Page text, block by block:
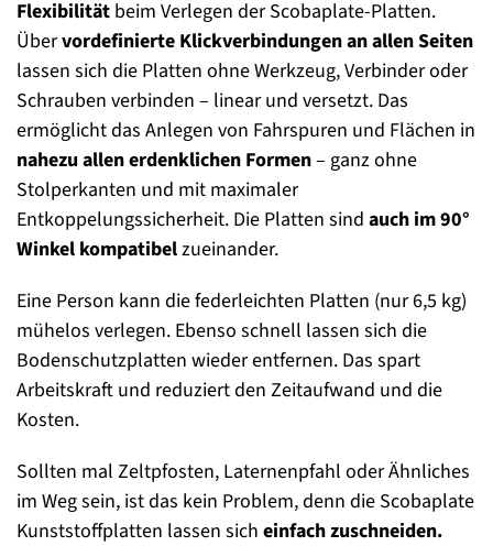
Flexibilität beim Verlegen der Scobaplate-Platten.
Übervordefinierte Klickverbindungen an allen Seiten
lassen sich die Platten ohne Werkzeug, Verbinder oder
Schrauben verbinden – linear und versetzt. Das
ermöglicht das Anlegen von Fahrspuren und Flächen in
nahezu allen erdenklichen Formen– ganz ohne
Stolperkanten und mit maximaler
Entkoppelungssicherheit. Die Platten sind auch im 90°
Winkel kompatibelzueinander.
Eine Person kann die federleichten Platten (nur 6,5 kg)
mühelos verlegen. Ebenso schnell lassen sich die
Bodenschutzplatten wieder entfernen. Das spart
Arbeitskraft und reduziert den Zeitaufwand und die
Kosten.
Sollten mal Zeltpfosten, Laternenpfahl oder Ähnliches
im Weg sein, ist das kein Problem, denn die Scobaplate
Kunststoffplatten lassen sich einfach zuschneiden.